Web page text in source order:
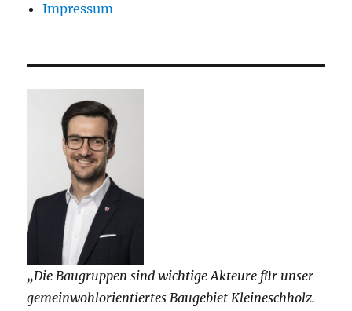
Impressum
„Die Baugruppen sind wichtige Akteure für unser
gemeinwohlorientiertes Baugebiet Kleineschholz.